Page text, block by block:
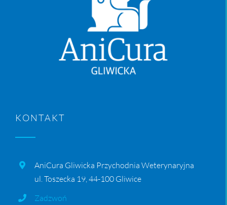
KONTAKT
AniCura Gliwicka Przychodnia Weterynaryjna
ul. Toszecka 19, 44-100 Gliwice
Zadzwoń